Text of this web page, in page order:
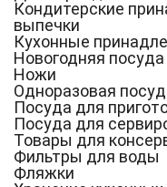
Кондитерские
выпечки
Кухонные
Новогодняя посуда
Ножи
Одноразовая
Посуда для
Посуда для
Товары для
Фильтры для воды
Фляжки